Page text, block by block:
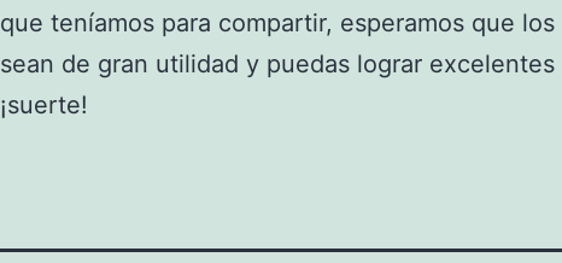
que teníamos para compartir, esperamos que los
sean de gran utilidad y puedas lograr excelentes
¡suerte!